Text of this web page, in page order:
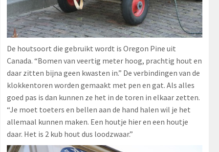
De houtsoort die gebruikt wordt is Oregon Pine uit
Canada. “Bomen van veertig meter hoog, prachtig hout en
daar zitten bijna geen kwasten in.” De verbindingen van de
klokkentoren worden gemaakt met pen en gat. Als alles
goed pas is dan kunnen ze het in de toren in elkaar zetten.
“Je moet toeters en bellen aan de hand halen wil je het
allemaal kunnen maken. Een houtje hier en een houtje
daar. Het is 2 kub hout dus loodzwaar.”